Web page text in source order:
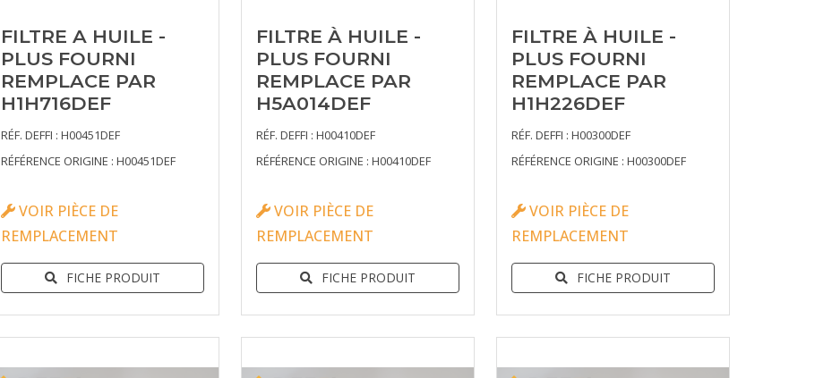
FILTRE A HUILE -
PLUS FOURNI
REMPLACE PAR
H1H716DEF
RÉF. DEFFI : H00451DEF
RÉFÉRENCE ORIGINE : H00451DEF
VOIR PIÈCE DE
REMPLACEMENT
FICHE PRODUIT
FILTRE À HUILE -
PLUS FOURNI
REMPLACE PAR
H5A014DEF
RÉF. DEFFI : H00410DEF
RÉFÉRENCE ORIGINE : H00410DEF
VOIR PIÈCE DE
REMPLACEMENT
FICHE PRODUIT
FILTRE À HUILE -
PLUS FOURNI
REMPLACE PAR
H1H226DEF
RÉF. DEFFI : H00300DEF
RÉFÉRENCE ORIGINE : H00300DEF
VOIR PIÈCE DE
REMPLACEMENT
FICHE PRODUIT